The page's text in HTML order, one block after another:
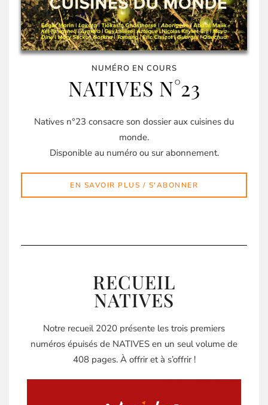
NUMÉRO EN COURS
NATIVES N°23
Natives n°23 consacre son dossier aux cuisines du
monde.
Disponible au numéro ou sur abonnement.
EN SAVOIR PLUS / S'ABONNER
RECUEIL
NATIVES
Notre recueil 2020 présente les trois premiers
numéros épuisés de NATIVES en un seul volume de
408 pages. À offrir et à s’offrir !